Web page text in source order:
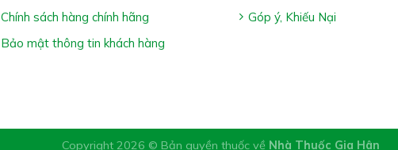
Chính sách hàng chính hãng
Bảo mật thông tin khách hàng
Góp ý, Khiếu Nại
Copyright 2026 © Bản quyền thuốc về Nhà Thuốc Gia Hân